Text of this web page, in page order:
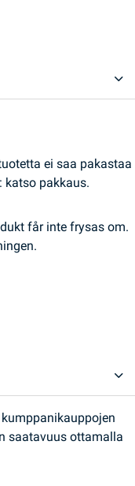
ei saa pakastaa
katso pakkaus.
får inte frysas om.
saatavuus ottamalla